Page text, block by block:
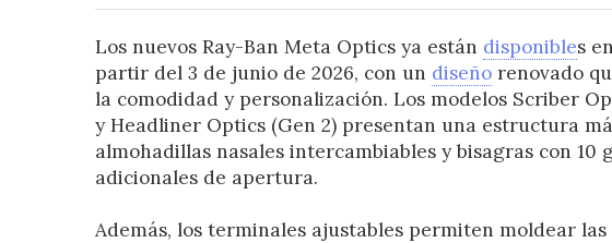
Los nuevos Ray-Ban Meta Optics ya están disponibles
partir del 3 de junio de 2026, con un diseñorenovado
la comodidad y personalización. Los modelos Scriber
y Headliner Optics (Gen 2) presentan una estructura
almohadillas nasales intercambiables y bisagras con 10
adicionales de apertura.
Además, los terminales ajustables permiten moldear